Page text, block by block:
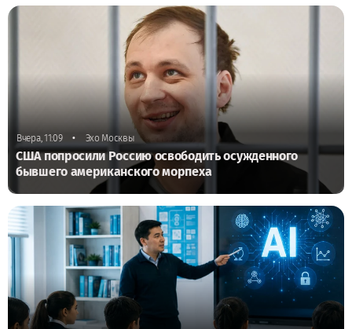
Вчера, 11:09 • Эхо Москвы
США попросили Россию освободить осужденного
бывшего американского морпеха